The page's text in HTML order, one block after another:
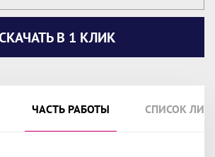
В 1 КЛИК
ЧАСТЬ РАБОТЫ СПИСОК